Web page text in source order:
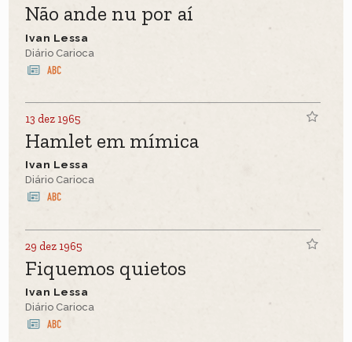
Não ande nu por aí
Ivan Lessa
Diário Carioca
13 dez 1965
Hamlet em mímica
Ivan Lessa
Diário Carioca
29 dez 1965
Fiquemos quietos
Ivan Lessa
Diário Carioca